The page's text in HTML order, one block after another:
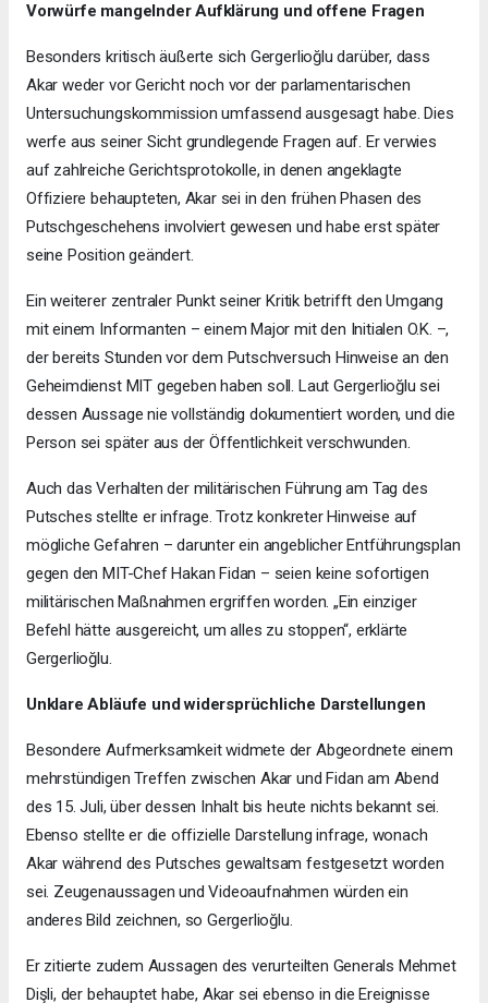
Vorwürfe mangelnder Aufklärung und offene Fragen
Besonders kritisch äußerte sich Gergerlioğlu darüber, dass
Akar weder vor Gericht noch vor der parlamentarischen
Untersuchungskommission umfassend ausgesagt habe. Dies
werfe aus seiner Sicht grundlegende Fragen auf. Er verwies
auf zahlreiche Gerichtsprotokolle, in denen angeklagte
Offiziere behaupteten, Akar sei in den frühen Phasen des
Putschgeschehens involviert gewesen und habe erst später
seine Position geändert.
Ein weiterer zentraler Punkt seiner Kritik betrifft den Umgang
mit einem Informanten – einem Major mit den Initialen O.K. –,
der bereits Stunden vor dem Putschversuch Hinweise an den
Geheimdienst MIT gegeben haben soll. Laut Gergerlioğlu sei
dessen Aussage nie vollständig dokumentiert worden, und die
Person sei später aus der Öffentlichkeit verschwunden.
Auch das Verhalten der militärischen Führung am Tag des
Putsches stellte er infrage. Trotz konkreter Hinweise auf
mögliche Gefahren – darunter ein angeblicher Entführungsplan
gegen den MIT-Chef Hakan Fidan – seien keine sofortigen
militärischen Maßnahmen ergriffen worden. „Ein einziger
Befehl hätte ausgereicht, um alles zu stoppen“, erklärte
Gergerlioğlu.
Unklare Abläufe und widersprüchliche Darstellungen
Besondere Aufmerksamkeit widmete der Abgeordnete einem
mehrstündigen Treffen zwischen Akar und Fidan am Abend
des 15. Juli, über dessen Inhalt bis heute nichts bekannt sei.
Ebenso stellte er die offizielle Darstellung infrage, wonach
Akar während des Putsches gewaltsam festgesetzt worden
sei. Zeugenaussagen und Videoaufnahmen würden ein
anderes Bild zeichnen, so Gergerlioğlu.
Er zitierte zudem Aussagen des verurteilten Generals Mehmet
Dişli, der behauptet habe, Akar sei ebenso in die Ereignisse